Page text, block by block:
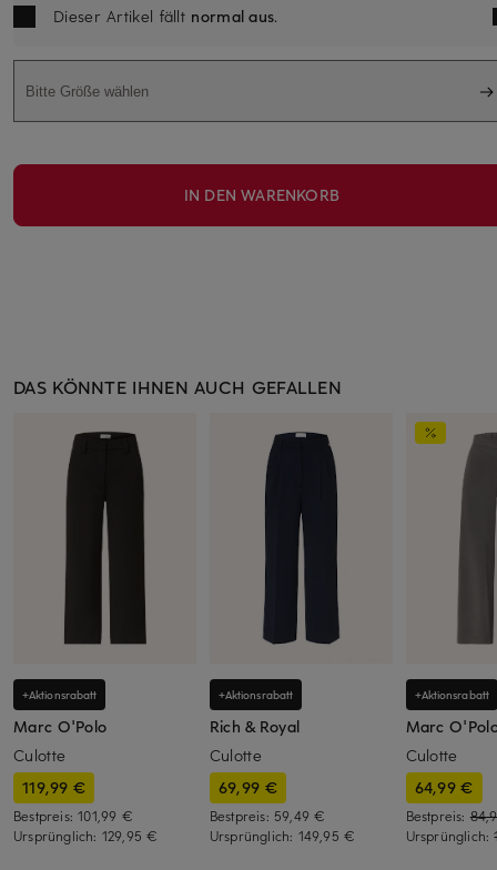
Dieser Artikel fällt normal aus.
Bitte Größe wählen
IN DEN WARENKORB
DAS KÖNNTE IHNEN AUCH GEFALLEN
+Aktionsrabatt
Marc O'Polo
Culotte
119,99 €
Bestpreis:101,99 €
Ursprünglich: 129,95 €
+Aktionsrabatt
Rich & Royal
Culotte
69,99 €
Bestpreis: 59,49 €
Ursprünglich: 149,95 €
+Aktionsrabatt
Marc
Culotte
64,99 €
Bestpreis:
Ursprünglich: